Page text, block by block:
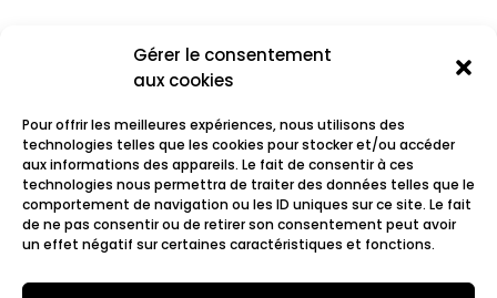
Gérer le consentement
aux cookies
Pour offrir les meilleures expériences, nous utilisons des
technologies telles que les cookies pour stocker et/ou accéder
aux informations des appareils. Le fait de consentir à ces
technologies nous permettra de traiter des données telles que le
comportement de navigation ou les ID uniques sur ce site. Le fait
de ne pas consentir ou de retirer son consentement peut avoir
un effet négatif sur certaines caractéristiques et fonctions.
Virago